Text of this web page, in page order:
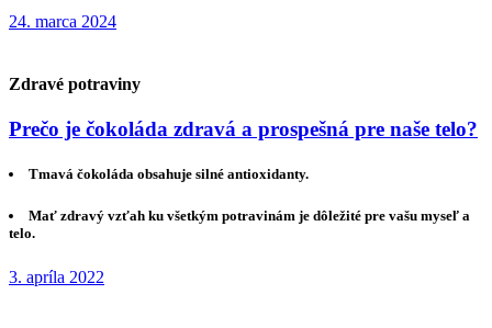
24. marca 2024
Zdravé potraviny
Prečo je čokoláda zdravá a prospešná pre naše telo?
Tmavá čokoláda obsahuje silné antioxidanty.
Mať zdravý vzťah ku všetkým potravinám je dôležité pre vašu myseľ a
telo.
3. apríla 2022